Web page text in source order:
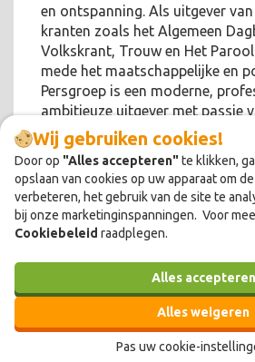
Wij gebruiken cookies!
Door op "Alles accepteren"te klikken,
opslaan van cookies op uw apparaat om
verbeteren, het gebruik van de site te
bij onze marketinginspanningen. Voor
Cookiebeleid raadplegen.
Alles accepteren
Alles weigeren
Pas uw cookie-
en ontspanning. Als uitgever
kranten zoals het Algemeen
Volkskrant, Trouw en Het
mede het maatschappelijke en
Persgroep is een moderne,
ambitieuze uitgever met passie
voor de lezer!